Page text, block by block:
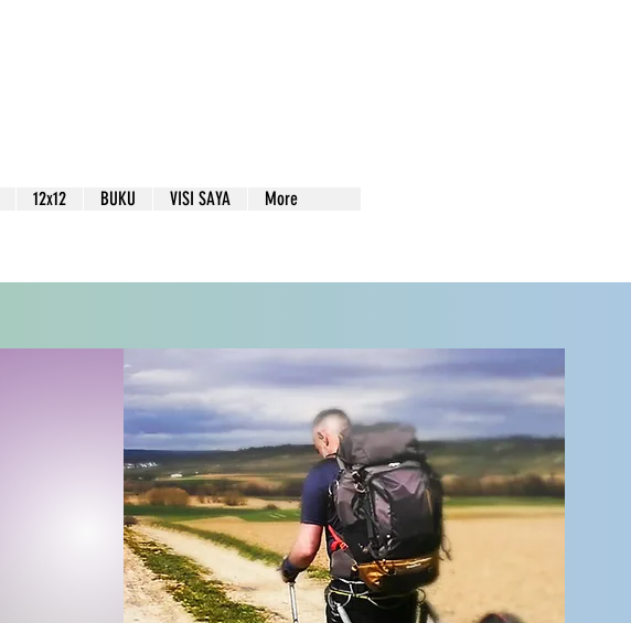
12x12 BUKU VISI SAYA More